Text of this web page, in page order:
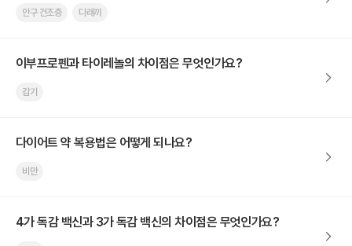
안구 건조증 다래끼
이부프로펜과 타이레놀의 차이점은 무엇인가요?
감기
다이어트 약 복용법은 어떻게 되나요?
비만
4가 독감 백신과 3가 독감 백신의 차이점은 무엇인가요?